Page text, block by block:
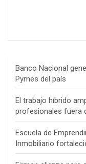
Banco Nacional
Pymes del país
El trabajo híbrido
profesionales fuera
Escuela de
Inmobiliario